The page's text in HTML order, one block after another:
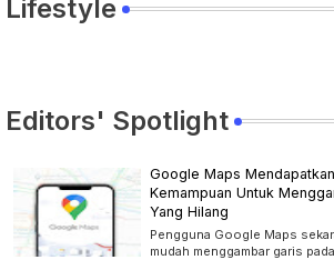
Lifestyle
Editors' Spotlight
Google Maps
Kemampuan Untuk
Yang Hilang
Pengguna Google Maps
mudah menggambar garis